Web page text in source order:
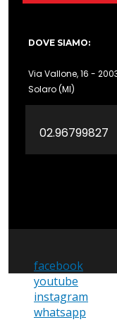
DOVE SIAMO:
Via Vallone, 16 -
Solaro (MI)
02.96799827
facebook
youtube
instagram
whatsapp